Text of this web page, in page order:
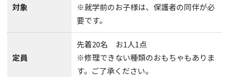
対象
※就学前のお子様は、保護者の同伴が必
要です。
定員
先着20名 お1人1点
※修理できない種類のおもちゃもありま
す。ご了承ください。